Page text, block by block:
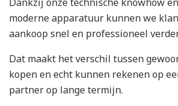
moderne apparatuur kunnen we
aankoop snel en professioneel
Dat maakt het verschil tussen
kopen en echt kunnen rekenen op
partner op lange termijn.